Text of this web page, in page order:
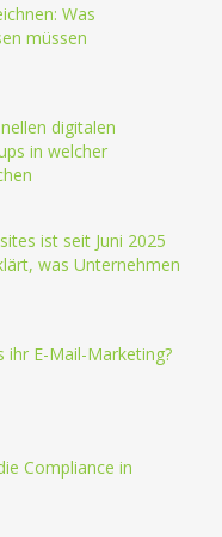
Was
müssen
digitalen
in welcher
ist seit Juni 2025
was Unternehmen
ihr E-Mail-Marketing?
Compliance in